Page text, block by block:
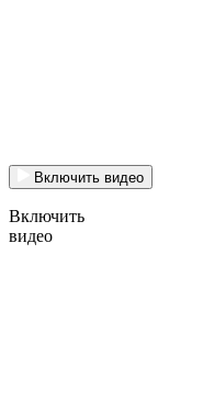
Включить видео
Включить
видео